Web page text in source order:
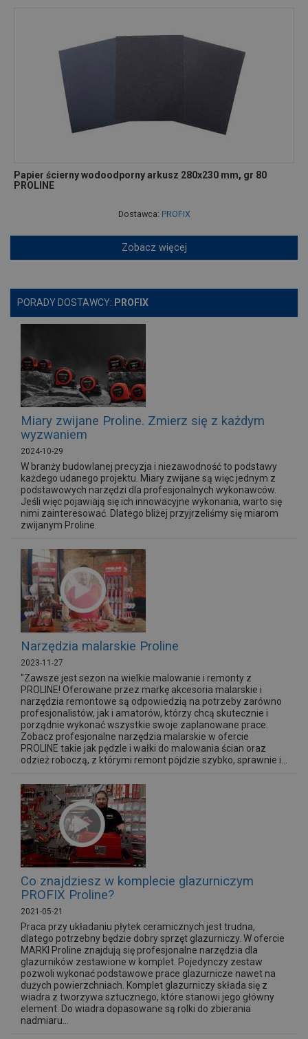
Papier ścierny wodoodporny arkusz 280x230 mm, gr 80
PROLINE
Dostawca: PROFIX
Zobacz więcej
PORADY DOSTAWCY: PROFIX
Miary zwijane Proline. Zmierz się z każdym
wyzwaniem
2024-10-29
W branży budowlanej precyzja i niezawodność to podstawy
każdego udanego projektu. Miary zwijane są więc jednym z
podstawowych narzędzi dla profesjonalnych wykonawców.
Jeśli więc pojawiają się ich innowacyjne wykonania, warto się
nimi zainteresować. Dlatego bliżej przyjrzeliśmy się miarom
zwijanym Proline.
Narzędzia malarskie Proline
2023-11-27
"Zawsze jest sezon na wielkie malowanie i remonty z
PROLINE! Oferowane przez markę akcesoria malarskie i
narzędzia remontowe są odpowiedzią na potrzeby zarówno
profesjonalistów, jak i amatorów, którzy chcą skutecznie i
porządnie wykonać wszystkie swoje zaplanowane prace.
Zobacz profesjonalne narzędzia malarskie w ofercie
PROLINE takie jak pędzle i wałki do malowania ścian oraz
odzież roboczą, z którymi remont pójdzie szybko, sprawnie i...
Co znajdziesz w komplecie glazurniczym
PROFIX Proline?
2021-05-21
Praca przy układaniu płytek ceramicznych jest trudna,
dlatego potrzebny będzie dobry sprzęt glazurniczy. W ofercie
MARKI Proline znajdują się profesjonalne narzędzia dla
glazurników zestawione w komplet. Pojedynczy zestaw
pozwoli wykonać podstawowe prace glazurnicze nawet na
dużych powierzchniach. Komplet glazurniczy składa się z
wiadra z tworzywa sztucznego, które stanowi jego główny
element. Do wiadra dopasowane są rolki do zbierania
nadmiaru...